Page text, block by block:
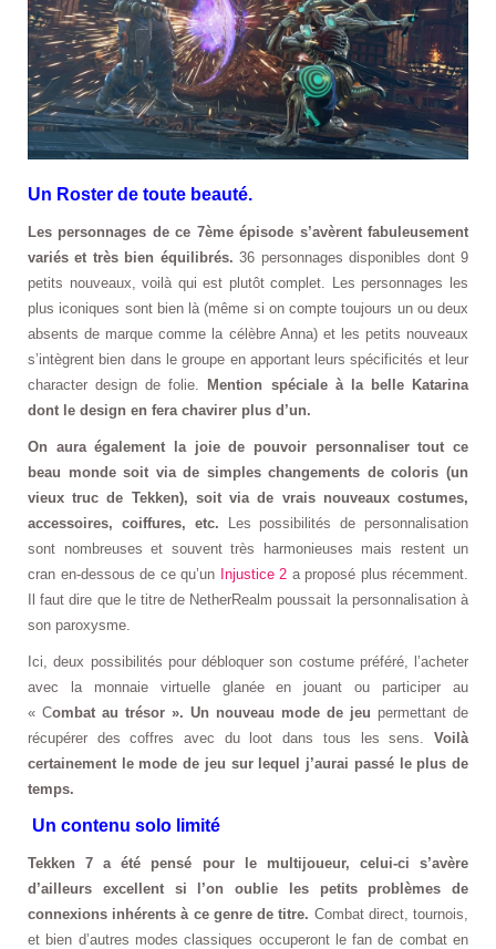
Un Roster de toute beauté.
Les personnages de ce 7ème épisode s’avèrent fabuleusement
variés et très bien équilibrés. 36 personnages disponibles dont 9
petits nouveaux, voilà qui est plutôt complet. Les personnages les
plus iconiques sont bien là (même si on compte toujours un ou deux
absents de marque comme la célèbre Anna) et les petits nouveaux
s’intègrent bien dans le groupe en apportant leurs spécificités et leur
character design de folie. Mention spéciale à la belle Katarina
dont le design en fera chavirer plus d’un.
On aura également la joie de pouvoir personnaliser tout ce
beau monde soit via de simples changements de coloris (un
vieux truc de Tekken), soit via de vrais nouveaux costumes,
accessoires, coiffures, etc. Les possibilités de personnalisation
sont nombreuses et souvent très harmonieuses mais restent un
cran en-dessous de ce qu’un Injustice 2 a proposé plus récemment.
Il faut dire que le titre de NetherRealm poussait la personnalisation à
son paroxysme.
Ici, deux possibilités pour débloquer son costume préféré, l’acheter
avec la monnaie virtuelle glanée en jouant ou participer au
« Combat au trésor ». Un nouveau mode de jeu permettant de
récupérer des coffres avec du loot dans tous les sens. Voilà
certainement le mode de jeu sur lequel j’aurai passé le plus de
temps.
Un contenu solo limité
Tekken 7 a été pensé pour le multijoueur, celui-ci s’avère
d’ailleurs excellent si l’on oublie les petits problèmes de
connexions inhérents à ce genre de titre. Combat direct, tournois,
et bien d’autres modes classiques occuperont le fan de combat en